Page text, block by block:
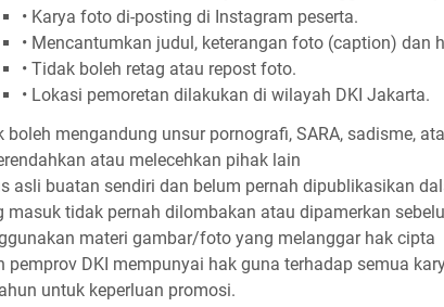
• Karya foto di-posting di Instagram peserta.
• Mencantumkan judul, keterangan foto (caption) dan
• Tidak boleh retag atau repost foto.
• Lokasi pemoretan dilakukan di wilayah DKI Jakarta.
boleh mengandung unsur pornografi, SARA, sadisme,
atau melecehkan pihak lain
asli buatan sendiri dan belum pernah dipublikasikan
masuk tidak pernah dilombakan atau dipamerkan
materi gambar/foto yang melanggar hak cipta
pemprov DKI mempunyai hak guna terhadap semua
untuk keperluan promosi.